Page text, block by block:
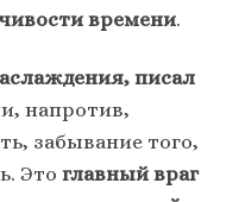
времени.
писал
напротив,
забывание того,
Это главный враг